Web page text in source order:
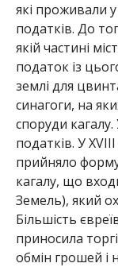
які проживали у
податків. До
якій частині
податок із
землі для
синагоги, на
споруди кагалу.
податків. У
прийняло
кагалу, що
Земель), який
Більшість
приносила
обмін грошей і